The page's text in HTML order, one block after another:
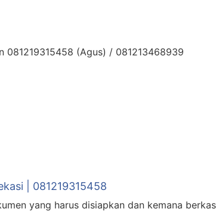
(Agus) / 081213468939
| 081219315458
yang harus disiapkan dan kemana berkas